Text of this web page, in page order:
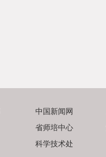
中国新闻网
省师培中心
科学技术处